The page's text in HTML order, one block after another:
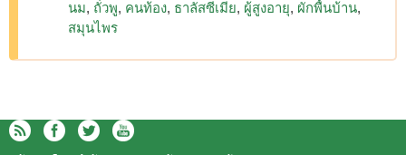
นม ถั่วพู คนท้อง ธาลัสซีเมีย ผู้สูงอายุ ผักพื้นบ้าน
สมุนไพร